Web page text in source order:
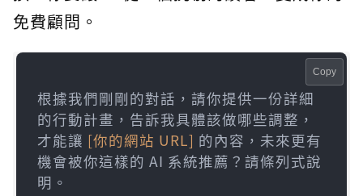
免費顧問。
根據我們剛剛的對話，請你提供一份詳細
的行動計畫，告訴我具體該做哪些調整，
才能讓 [你的網站 URL] 的內容，未來更有
機會被你這樣的 AI 系統推薦？請條列式說
明。
Copy